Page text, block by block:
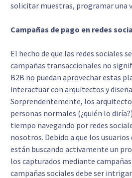
solicitar muestras, programar una
Campañas de pago en redes
El hecho de que las redes sociales
campañas transaccionales no
B2B no puedan aprovechar estas
interactuar con arquitectos y
Sorprendentemente, los
personas normales (¿quién lo
tiempo navegando por redes
nosotros. Debido a que los usuarios
están buscando activamente un
los capturados mediante campañas
campañas sociales debe ser